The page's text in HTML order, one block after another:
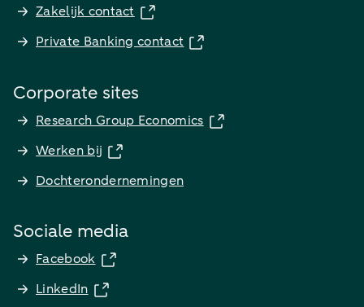
Zakelijk contact
Private Banking contact
Corporate sites
Research Group Economics
Werken bij
Dochterondernemingen
Sociale media
Facebook
LinkedIn